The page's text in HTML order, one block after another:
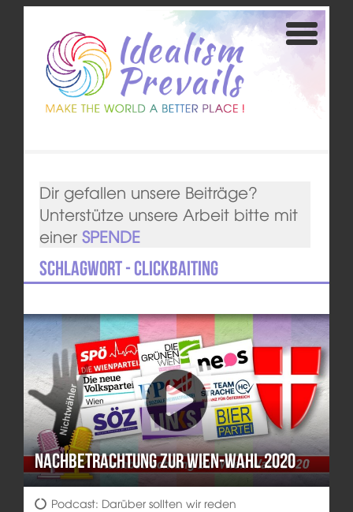
Dir gefallen unsere Beiträge?
Unterstütze unsere Arbeit bitte mit
einer SPENDE
Schlagwort - clickbaiting
Nachbetrachtung zur Wien-Wahl 2020
Podcast: Darüber sollten wir reden